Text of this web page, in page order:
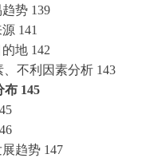
势 139
141
地 142
、不利因素分析 143
145
趋势 147